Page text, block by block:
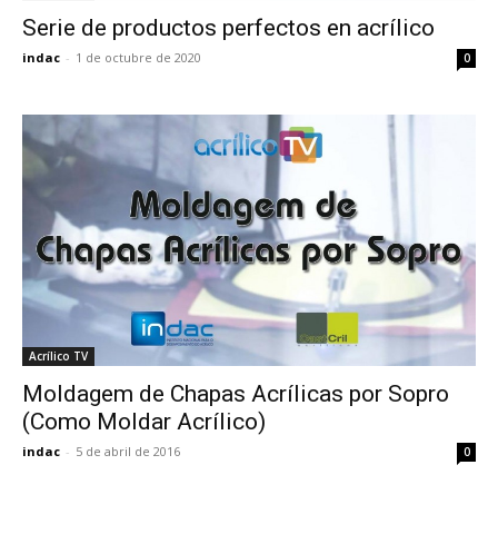
Serie de productos perfectos en acrílico
indac - 1 de octubre de 2020 0
Acrílico TV
Moldagem de Chapas Acrílicas por Sopro
(Como Moldar Acrílico)
indac - 5 de abril de 2016 0